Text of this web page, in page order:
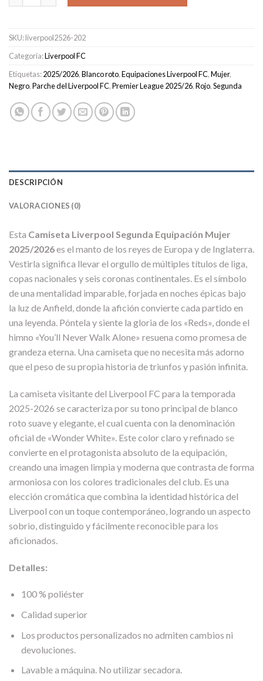
SKU:liverpool2526-202
Categoría:Liverpool FC
Etiquetas:2025/2026,Blanco roto,Equipaciones Liverpool FC,Mujer,
Negro,Parche del Liverpool FC,Premier League 2025/26,Rojo,Segunda
DESCRIPCIÓN
VALORACIONES (0)
Esta Camiseta Liverpool Segunda Equipación Mujer
2025/2026es el manto de los reyes de Europa y de Inglaterra.
Vestirla significa llevar el orgullo de múltiples títulos de liga,
copas nacionales y seis coronas continentales. Es el símbolo
de una mentalidad imparable, forjada en noches épicas bajo
la luz de Anfield, donde la afición convierte cada partido en
una leyenda. Póntela y siente la gloria de los «Reds», donde el
himno «You’ll Never Walk Alone» resuena como promesa de
grandeza eterna. Una camiseta que no necesita más adorno
que el peso de su propia historia de triunfos y pasión infinita.
La camiseta visitante del Liverpool FC para la temporada
2025-2026 se caracteriza por su tono principal de blanco
roto suave y elegante, el cual cuenta con la denominación
oficial de «Wonder White». Este color claro y refinado se
convierte en el protagonista absoluto de la equipación,
creando una imagen limpia y moderna que contrasta de forma
armoniosa con los colores tradicionales del club. Es una
elección cromática que combina la identidad histórica del
Liverpool con un toque contemporáneo, logrando un aspecto
sobrio, distinguido y fácilmente reconocible para los
aficionados.
Detalles:
100 % poliéster
Calidad superior
Los productos personalizados no admiten cambios ni
devoluciones.
Lavable a máquina. No utilizar secadora.